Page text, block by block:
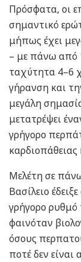
Πρόσφατα, οι
σημαντικό
μήπως έχει
– με πάνω από
ταχύτητα 4–6
γήρανση και
μεγάλη
μετατρέψει
γρήγορο
καρδιοπάθειας
Μελέτη σε
Βασίλειο
γρήγορο
φαινόταν
όσους
ποτέ δεν